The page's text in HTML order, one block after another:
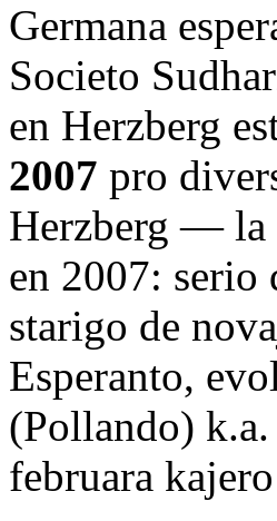
Germana
Societo
en Herzberg
2007 pro
Herzberg — la
en 2007: serio
starigo de
Esperanto,
(Pollando)
februara